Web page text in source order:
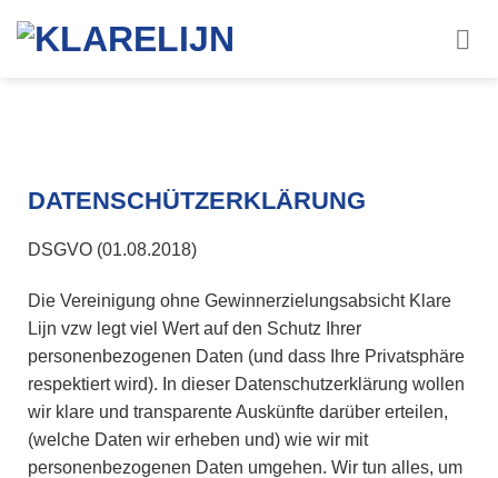
DATENSCHÜTZERKLÄRUNG
DSGVO (01.08.2018)
Die Vereinigung ohne Gewinnerzielungsabsicht Klare
Lijn vzw legt viel Wert auf den Schutz Ihrer
personenbezogenen Daten (und dass Ihre Privatsphäre
respektiert wird). In dieser Datenschutzerklärung wollen
wir klare und transparente Auskünfte darüber erteilen,
(welche Daten wir erheben und) wie wir mit
personenbezogenen Daten umgehen. Wir tun alles, um